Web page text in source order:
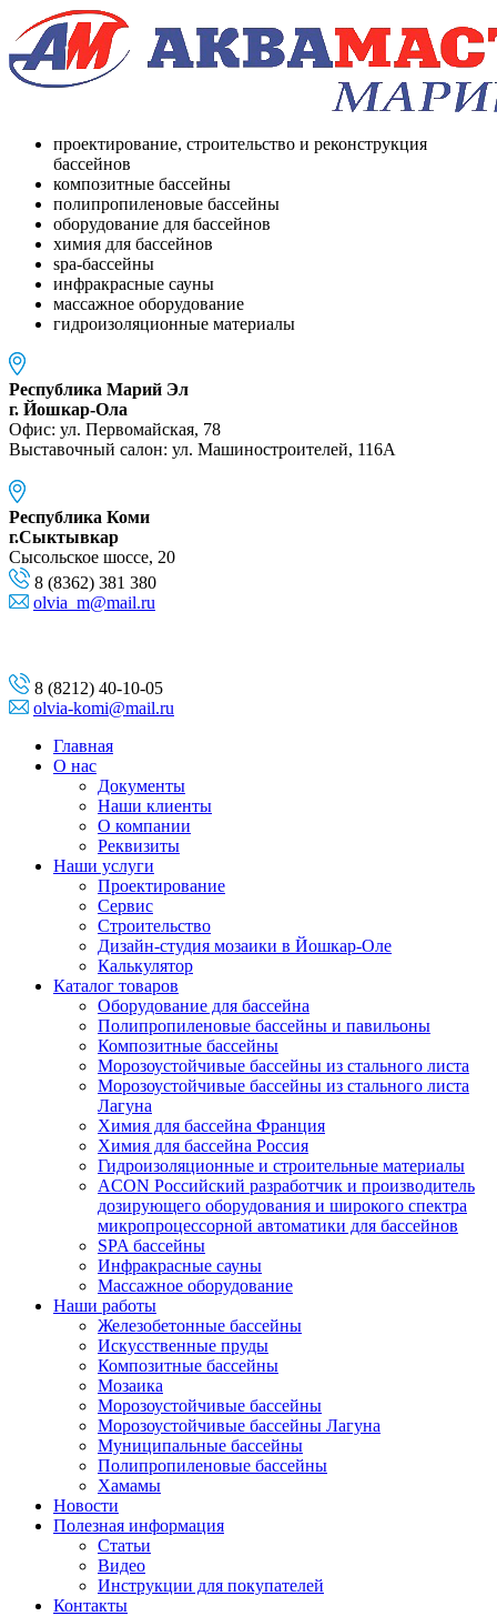
проектирование, строительство и реконструкция
бассейнов
композитные бассейны
полипропиленовые бассейны
оборудование для бассейнов
химия для бассейнов
spa-бассейны
инфракрасные сауны
массажное оборудование
гидроизоляционные материалы
Республика Марий Эл
г. Йошкар-Ола
Офис: ул. Первомайская, 78
Выставочный салон: ул. Машиностроителей, 116A
Республика Коми
г.Сыктывкар
Сысольское шоссе, 20
8 (8362) 381 380
olvia_m@mail.ru
8 (8212) 40-10-05
olvia-komi@mail.ru
Главная
О нас
Документы
Наши клиенты
О компании
Реквизиты
Наши услуги
Проектирование
Сервис
Строительство
Дизайн-студия мозаики в Йошкар-Оле
Калькулятор
Каталог товаров
Оборудование для бассейна
Полипропиленовые бассейны и павильоны
Композитные бассейны
Морозоустойчивые бассейны из стального листа
Морозоустойчивые бассейны из стального листа
Лагуна
Химия для бассейна Франция
Химия для бассейна Россия
Гидроизоляционные и строительные материалы
ACON Российский разработчик и производитель
дозирующего оборудования и широкого спектра
микропроцессорной автоматики для бассейнов
SPA бассейны
Инфракрасные сауны
Массажное оборудование
Наши работы
Железобетонные бассейны
Искусственные пруды
Композитные бассейны
Мозаика
Морозоустойчивые бассейны
Морозоустойчивые бассейны Лагуна
Муниципальные бассейны
Полипропиленовые бассейны
Хамамы
Новости
Полезная информация
Статьи
Видео
Инструкции для покупателей
Контакты